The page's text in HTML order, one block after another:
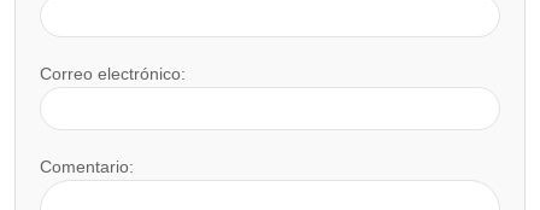
Correo electrónico:
Comentario: